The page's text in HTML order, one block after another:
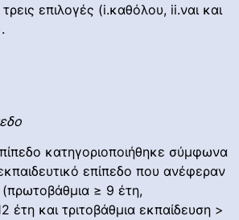
επιλογές (i.καθόλου, ii.ναι και
κατηγοριοποιήθηκε σύμφωνα
επίπεδο που ανέφεραν
≥ 9 έτη,
έτη και τριτοβάθμια εκπαίδευση >